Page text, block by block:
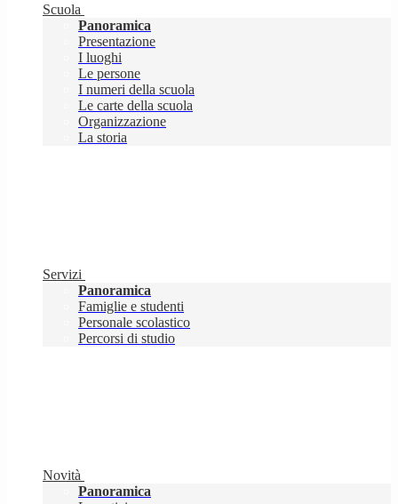
Scuola
Panoramica
Presentazione
I luoghi
Le persone
I numeri della scuola
Le carte della scuola
Organizzazione
La storia
Servizi
Panoramica
Famiglie e studenti
Personale scolastico
Percorsi di studio
Novità
Panoramica